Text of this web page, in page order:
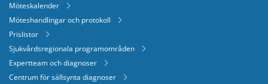
Möteskalender
Möteshandlingar och protokoll
Prislistor
Sjukvårdsregionala programområden
Expertteam och diagnoser
Centrum för sällsynta diagnoser